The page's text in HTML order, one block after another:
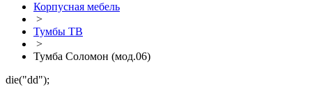
Корпусная мебель
>
Тумбы ТВ
>
Тумба Соломон (мод.06)
die("dd");